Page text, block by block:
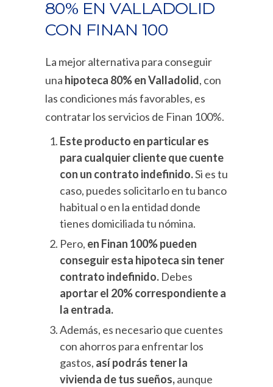
80% EN VALLADOLID
CON FINAN 100
La mejor alternativa para conseguir
una hipoteca 80% en Valladolid, con
las condiciones más favorables, es
contratar los servicios de Finan 100%.
Este producto en particular es
para cualquier cliente que cuente
con un contrato indefinido.Si es tu
caso, puedes solicitarlo en tu banco
habitual o en la entidad donde
tienes domiciliada tu nómina.
Pero, en Finan 100% pueden
conseguir esta hipoteca sin tener
contrato indefinido. Debes
aportar el 20% correspondiente a
la entrada.
Además, es necesario que cuentes
con ahorros para enfrentar los
gastos, así podrás tener la
vivienda de tus sueños,aunque